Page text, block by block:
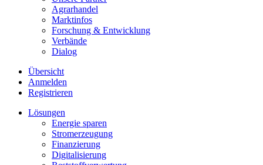
Agrarhandel
Marktinfos
Forschung & Entwicklung
Verbände
Dialog
Übersicht
Anmelden
Registrieren
Lösungen
Energie sparen
Stromerzeugung
Finanzierung
Digitalisierung